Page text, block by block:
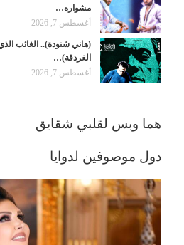
مشواره…
أغسطس 7, 2026
(هاني شنودة).. الغائب
الغردقة)…
أغسطس 7, 2026
هما وبس لقلبي شقايق
دول موصوفين لدوايا